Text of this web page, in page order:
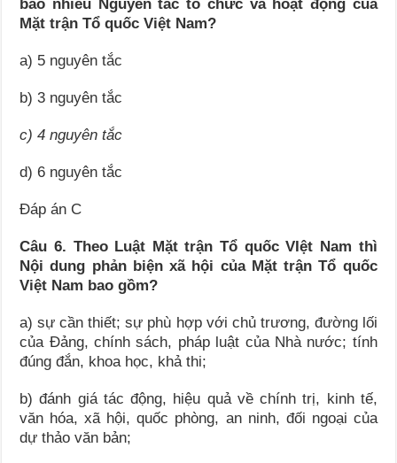
bao nhiêu Nguyên tắc tổ chức và hoạt động của
Mặt trận Tổ quốc Việt Nam?
a) 5 nguyên tắc
b) 3 nguyên tắc
c) 4 nguyên tắc
d) 6 nguyên tắc
Đáp án C
Câu 6. Theo Luật Mặt trận Tổ quốc VIệt Nam thì
Nội dung phản biện xã hội của Mặt trận Tổ quốc
Việt Nam bao gồm?
a) sự cần thiết; sự phù hợp với chủ trương, đường lối
của Đảng, chính sách, pháp luật của Nhà nước; tính
đúng đắn, khoa học, khả thi;
b) đánh giá tác động, hiệu quả về chính trị, kinh tế,
văn hóa, xã hội, quốc phòng, an ninh, đối ngoại của
dự thảo văn bản;